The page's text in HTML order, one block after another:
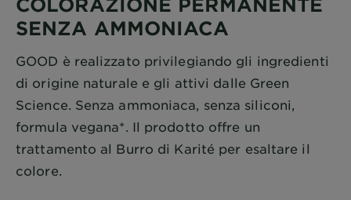
COLORAZIONE PERMANENTE
SENZA AMMONIACA
GOOD è realizzato privilegiando gli ingredienti
di origine naturale e gli attivi dalle Green
Science. Senza ammoniaca, senza siliconi,
formula vegana*. Il prodotto offre un
trattamento al Burro di Karité per esaltare il
colore.